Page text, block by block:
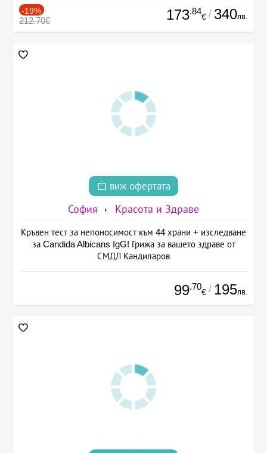
-19%
212.70€ 173.84
€ / 340лв.
виж офертата
София Красота и Здраве
Кръвен тест за непоносимост към 44 храни + изследване
за Candida Albicans IgG! Грижа за вашето здраве от
СМДЛ Кандиларов
99.70
€ / 195лв.